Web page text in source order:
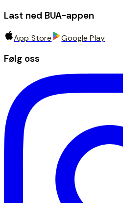
Last ned BUA-appen
App Store Google Play
Følg oss